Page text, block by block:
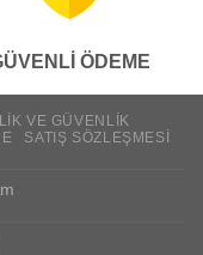
ÖDEME
VE GÜVENLIK
SATIŞ SÖZLEŞMESI